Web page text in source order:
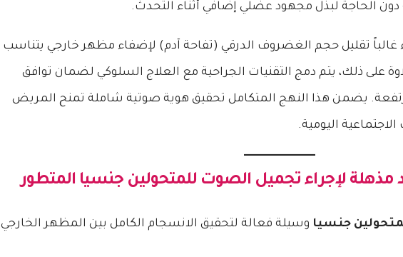
دون الحاجة لبذل مجهود عضلي إضافي أثناء التحدث.
غالباً تقليل حجم الغضروف الدرقي (تفاحة آدم) لإضفاء مظهر خارجي يتناسب
على ذلك، يتم دمج التقنيات الجراحية مع العلاج السلوكي لضمان توافق
يضمن هذا النهج المتكامل تحقيق هوية صوتية شاملة تمنح المريض
اليومية.
مذهلة لإجراء تجميل الصوت للمتحولين جنسيا المتطور
جنسيا وسيلة فعالة لتحقيق الانسجام الكامل بين المظهر الخارجي